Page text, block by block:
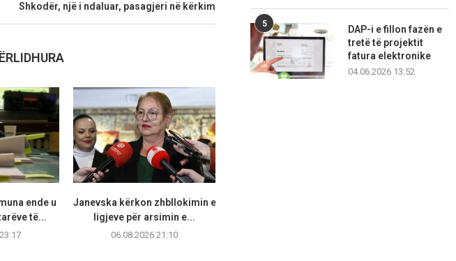
Shkodër, një i ndaluar, pasagjeri në kërkim
ende u
të...
Janevska kërkon zhbllokimin e
ligjeve për arsimin e...
06.08.2026 21:10
5
DAP-i e fillon fazën e
tretë të projektit
fatura elektronike
04.06.2026 13:52